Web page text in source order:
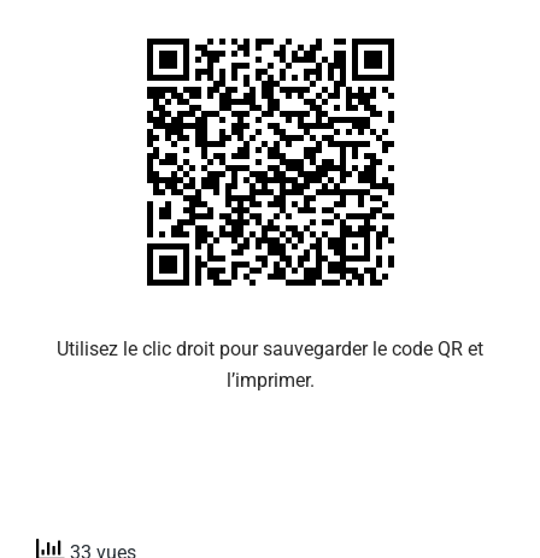
Utilisez le clic droit pour sauvegarder le code QR et
l’imprimer.
33 vues